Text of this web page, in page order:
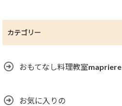
カテゴリー
おもてなし料理教室mapriere
お気に入りの